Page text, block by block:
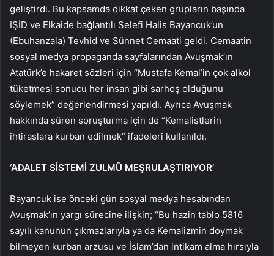
geliştirdi. Bu kapsamda dikkat çeken grupların başında
IŞİD ve Elkaide bağlantılı Selefi Halis Bayancuk’un
(Ebuhanzala) Tevhid ve Sünnet Cemaati geldi. Cemaatin
sosyal medya propaganda sayfalarından Avuşmak’ın
Atatürk’e hakaret sözleri için “Mustafa Kemal’in çok alkol
tüketmesi sonucu her insan gibi sarhoş olduğunu
söylemek” değerlendirmesi yapıldı. Ayrıca Avuşmak
hakkında süren soruşturma için de “Kemalistlerin
ihtiraslara kurban edilmek” ifadeleri kullanıldı.
‘ADALET SİSTEMİ ZULMÜ MEŞRULAŞTIRIYOR’
Bayancuk ise önceki gün sosyal medya hesabından
Avuşmak’ın yargı sürecine ilişkin; “Bu hazin tablo 5816
sayılı kanunun çıkmazlarıyla ya da Kemalizmin doymak
bilmeyen kurban arzusu ve İslam’dan intikam alma hırsıyla